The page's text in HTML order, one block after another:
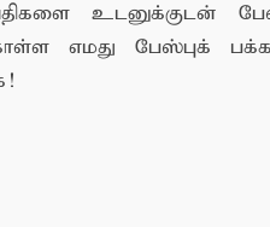
உடனுக்குடன்
எமது பேஸ்புக்